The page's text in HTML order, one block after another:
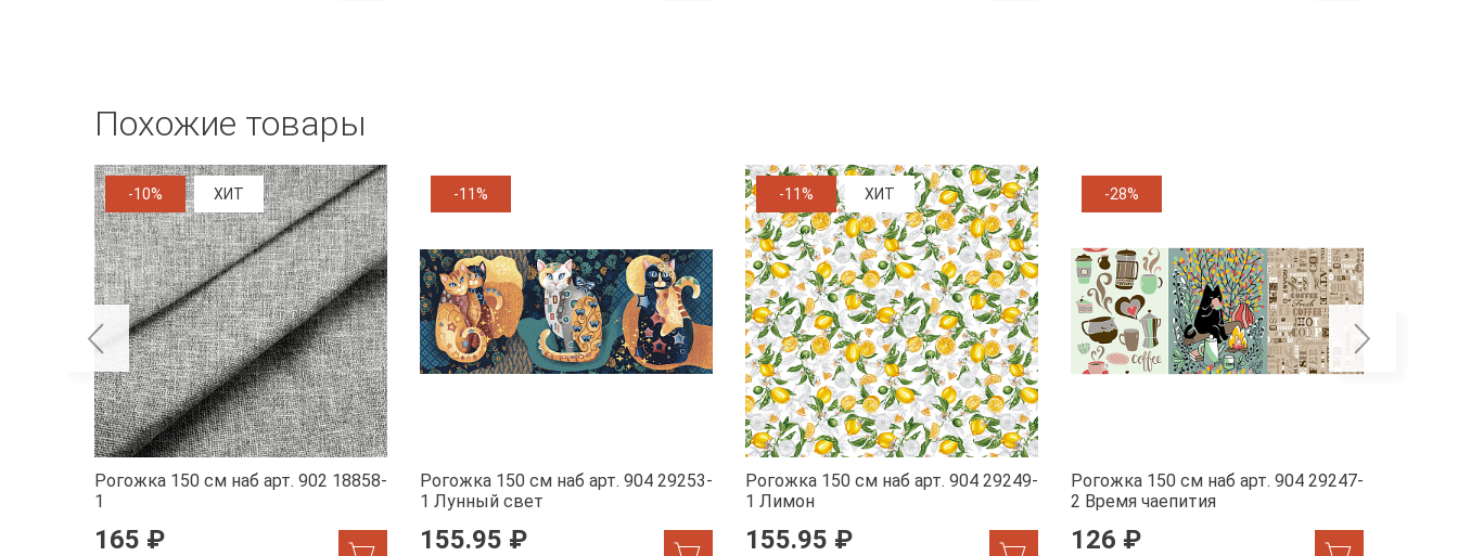
Похожие товары
-10% ХИТ
Рогожка 150 см наб арт. 902 18858-
1
165 ₽
-11%
Рогожка 150 см наб арт. 904 29253-
1 Лунный свет
155.95 ₽
-11% ХИТ
Рогожка 150 см наб арт. 904 29249-
1 Лимон
155.95 ₽
-28%
Рогожка 150 см наб арт. 904 29247-
2 Время чаепития
126 ₽